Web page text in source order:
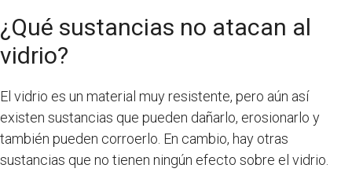
¿Qué sustancias no atacan al
vidrio?
El vidrio es un material muy resistente, pero aún así
existen sustancias que pueden dañarlo, erosionarlo y
también pueden corroerlo. En cambio, hay otras
sustancias que no tienen ningún efecto sobre el vidrio.